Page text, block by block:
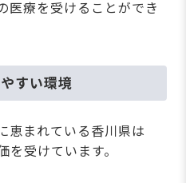
医療を受けることができ
すい環境
恵まれている香川県は
を受けています。